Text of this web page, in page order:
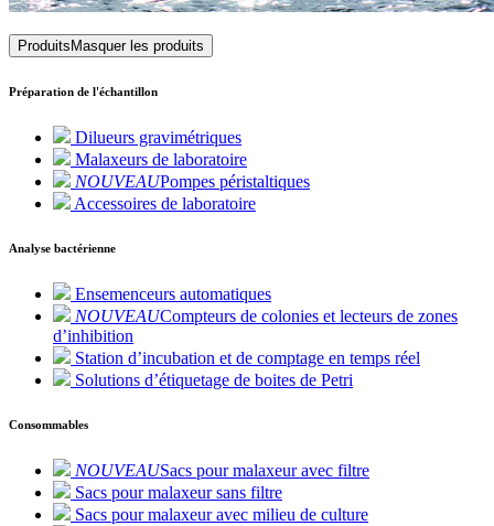
Produits Masquer les produits
Préparation de l'échantillon
Dilueurs gravimétriques
Malaxeurs de laboratoire
NOUVEAUPompes péristaltiques
Accessoires de laboratoire
Analyse bactérienne
Ensemenceurs automatiques
NOUVEAUCompteurs de colonies et lecteurs de zones
d’inhibition
Station d’incubation et de comptage en temps réel
Solutions d’étiquetage de boites de Petri
Consommables
NOUVEAUSacs pour malaxeur avec filtre
Sacs pour malaxeur sans filtre
Sacs pour malaxeur avec milieu de culture